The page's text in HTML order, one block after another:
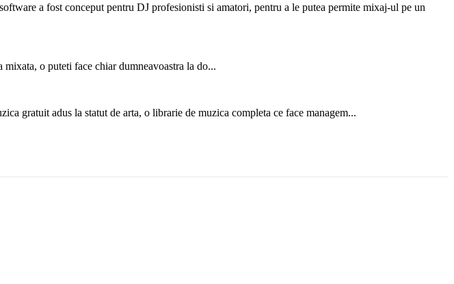
a fost conceput pentru DJ profesionisti si amatori, pentru a le putea permite mixaj-ul pe un
o puteti face chiar dumneavoastra la do...
gratuit adus la statut de arta, o librarie de muzica completa ce face managem...